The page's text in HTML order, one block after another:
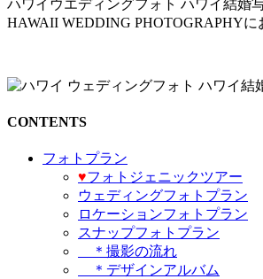
ハワイウエディングフォト ハワイ結婚
HAWAII WEDDING PHOTOGRAPHYに
CONTENTS
フォトプラン
♥️フォトジェニックツアー
ウェディングフォトプラン
ロケーションフォトプラン
スナップフォトプラン
＊撮影の流れ
＊デザインアルバム